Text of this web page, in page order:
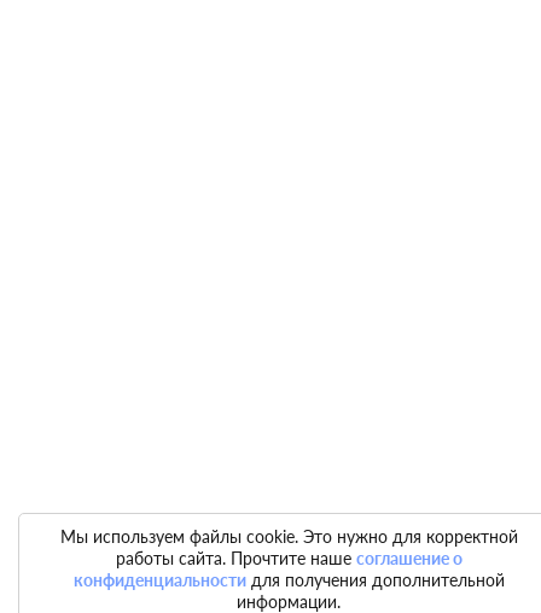
Мы используем файлы cookie. Это нужно для корректной
работы сайта. Прочтите наше соглашение о
конфиденциальностидля получения дополнительной
информации.